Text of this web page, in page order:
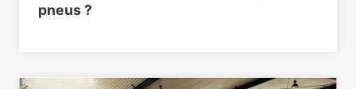
pneus ?